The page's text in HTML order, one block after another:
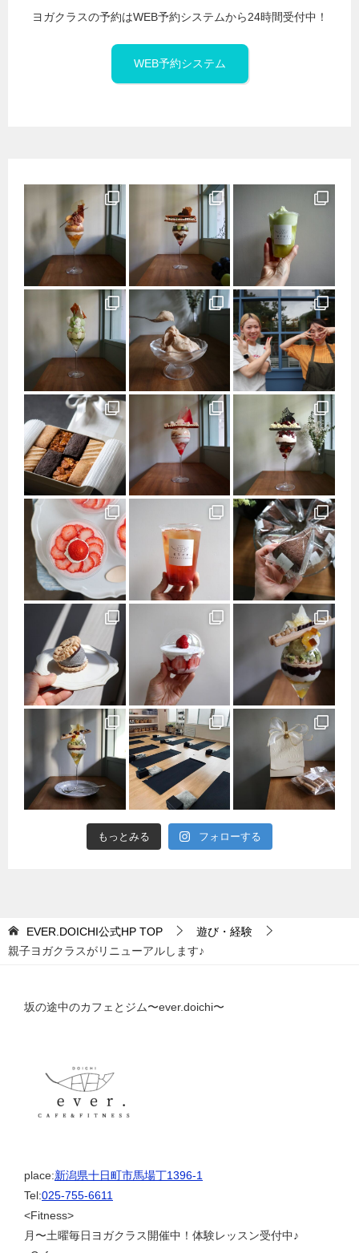
ヨガクラスの予約はWEB予約システムから24時間受付中！
WEB予約システム
もっとみる フォローする
EVER.DOICHI公式HP TOP
遊び・経験
親子ヨガクラスがリニューアルします♪
坂の途中のカフェとジム〜ever.doichi〜
place:新潟県十日町市馬場丁1396-1
Tel:025-755-6611
<Fitness>
月〜土曜毎日ヨガクラス開催中！体験レッスン受付中♪